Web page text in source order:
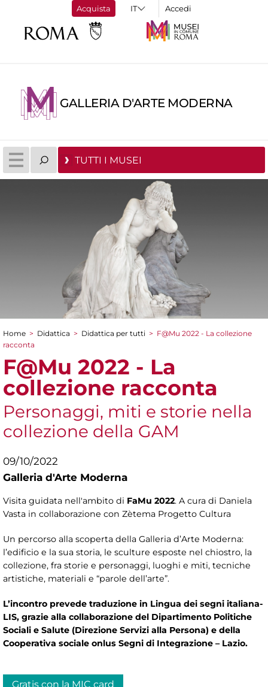
Acquista Accedi
GALLERIA D'ARTE MODERNA
TUTTI I MUSEI
Tu sei qui
Home > Didattica > Didattica per tutti > F@Mu 2022 - La collezione
racconta
F@Mu 2022 - La
collezione racconta
Personaggi, miti e storie nella
collezione della GAM
09/10/2022
Galleria d'Arte Moderna
Visita guidata nell'ambito di FaMu 2022. A cura di Daniela
Vasta in collaborazione con Zètema Progetto Cultura
Un percorso alla scoperta della Galleria d’Arte Moderna:
l’edificio e la sua storia, le sculture esposte nel chiostro, la
collezione, fra storie e personaggi, luoghi e miti, tecniche
artistiche, materiali e “parole dell’arte”.
L’incontro prevede traduzione in Lingua dei segni italiana-
LIS, grazie alla collaborazione del Dipartimento Politiche
Sociali e Salute (Direzione Servizi alla Persona) e della
Cooperativa sociale onlus Segni di Integrazione – Lazio.
Gratis con la MIC card